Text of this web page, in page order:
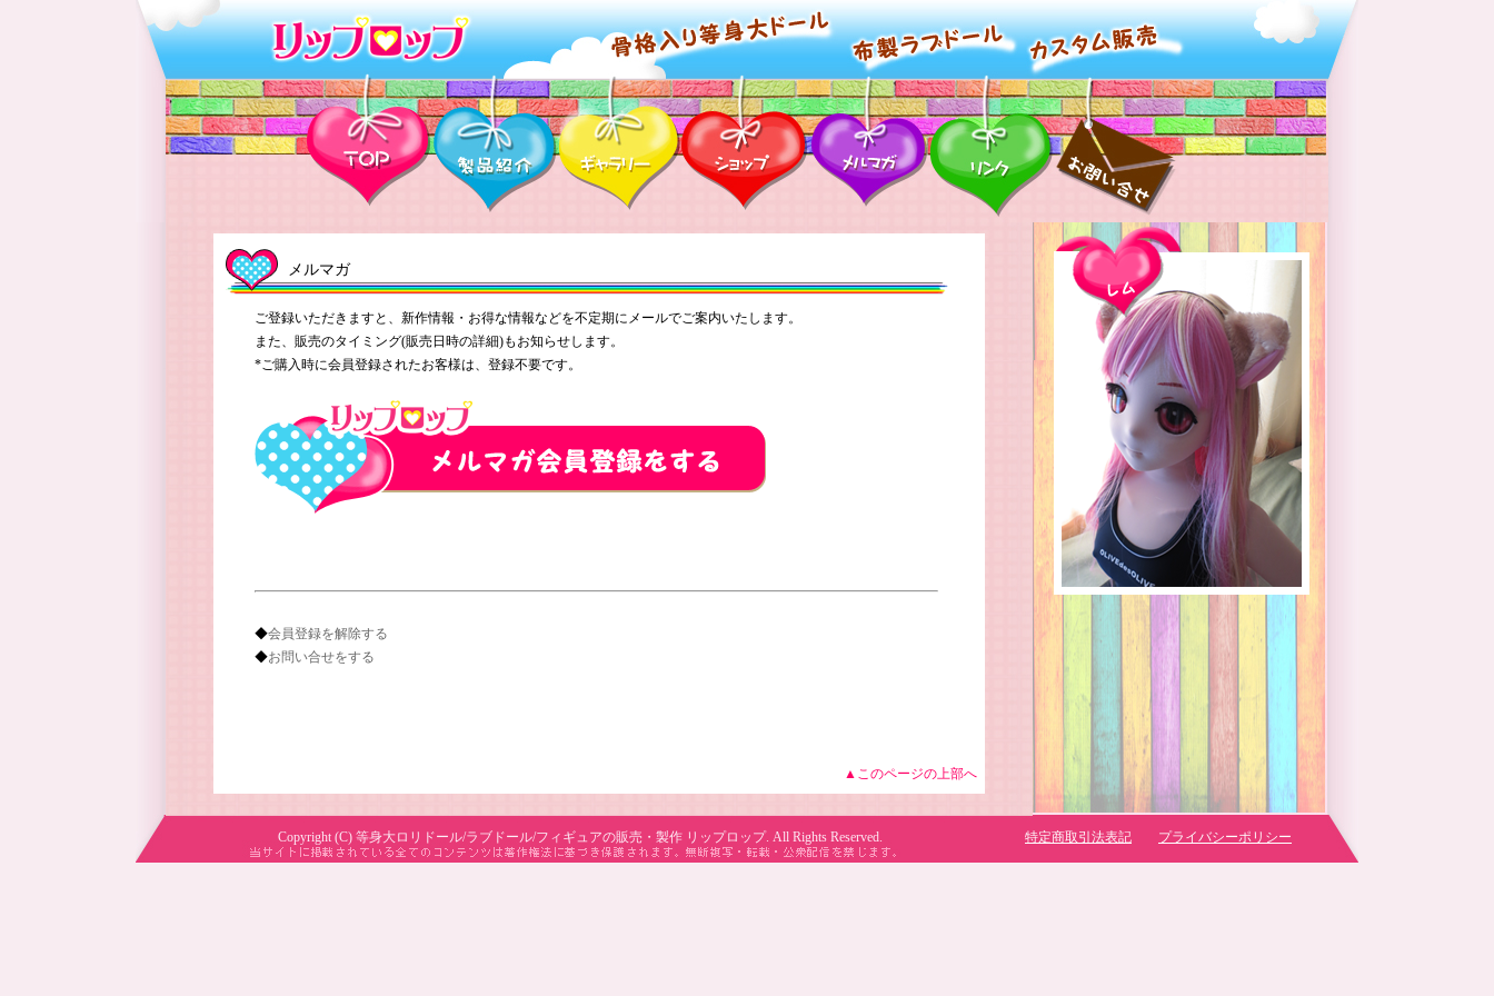
メルマガ
ご登録いただきますと、新作情報・お得な情報などを不定期にメールでご案内いたします。
また、販売のタイミング(販売日時の詳細)もお知らせします。
*ご購入時に会員登録されたお客様は、登録不要です。
◆会員登録を解除する
◆お問い合せをする
▲このページの上部へ
特定商取引法表記 プライバシーポリシー
Copyright (C) 等身大ロリドール/ラブドール/フィギュアの販売・製作 リップロップ. All Rights Reserved.